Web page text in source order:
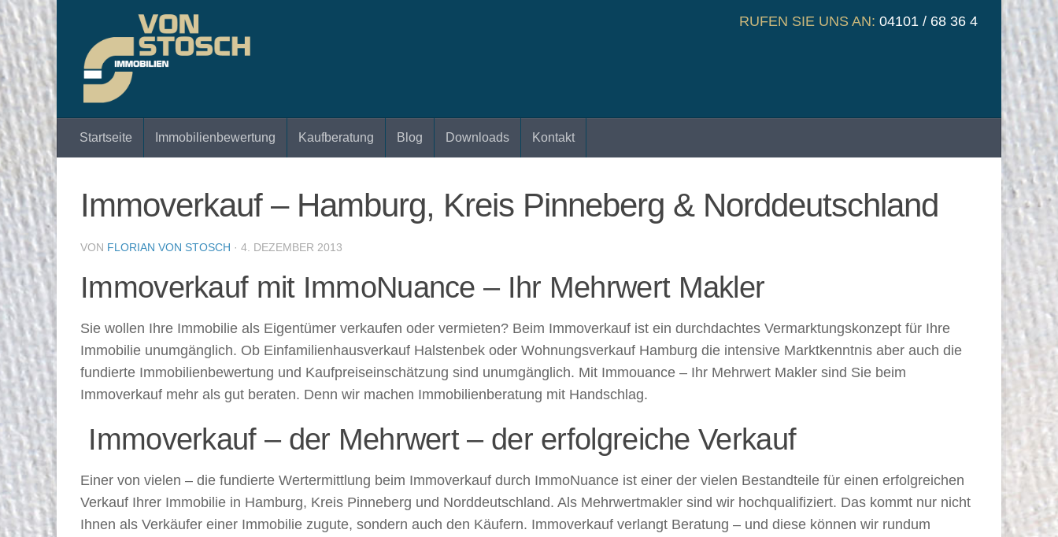
Zum Inhalt springen RUFEN SIE UNS AN: 04101 / 68 36 4
Startseite Immobilienbewertung Kaufberatung Blog Downloads Kontakt
Immoverkauf – Hamburg, Kreis Pinneberg & Norddeutschland
VON FLORIAN VON STOSCH · 4. DEZEMBER 2013
Immoverkauf mit ImmoNuance – Ihr Mehrwert Makler
Sie wollen Ihre Immobilie als Eigentümer verkaufen oder vermieten? Beim Immoverkauf ist ein durchdachtes Vermarktungskonzept für Ihre
Immobilie unumgänglich. Ob Einfamilienhausverkauf Halstenbek oder Wohnungsverkauf Hamburg die intensive Marktkenntnis aber auch die
fundierte Immobilienbewertung und Kaufpreiseinschätzung sind unumgänglich. Mit Immouance – Ihr Mehrwert Makler sind Sie beim
Immoverkauf mehr als gut beraten. Denn wir machen Immobilienberatung mit Handschlag.
Immoverkauf – der Mehrwert – der erfolgreiche Verkauf
Einer von vielen – die fundierte Wertermittlung beim Immoverkauf durch ImmoNuance ist einer der vielen Bestandteile für einen erfolgreichen
Verkauf Ihrer Immobilie in Hamburg, Kreis Pinneberg und Norddeutschland. Als Mehrwertmakler sind wir hochqualifiziert. Das kommt nur nicht
Ihnen als Verkäufer einer Immobilie zugute, sondern auch den Käufern. Immoverkauf verlangt Beratung – und diese können wir rundum